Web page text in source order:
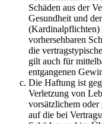
Schäden aus der
Gesundheit und
(Kardinalpflichten)
vorhersehbaren
die
gilt auch für
entgangenen
Die Haftung ist
Verletzung von
vorsätzlichem oder
auf die bei